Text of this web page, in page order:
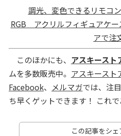
調光、変色できるリモコ
RGB アクリルフィギュアケー
アで注
このほかにも、 アスキースト
ムを多数販売中。 アスキース
Facebook、 メルマガでは、注
ち早くゲットできます！ これ
この記事をシェ